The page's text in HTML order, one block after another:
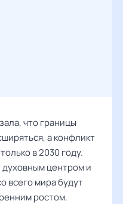
что границы
а конфликт
в 2030 году.
духовным центром и
всего мира будут
ростом.